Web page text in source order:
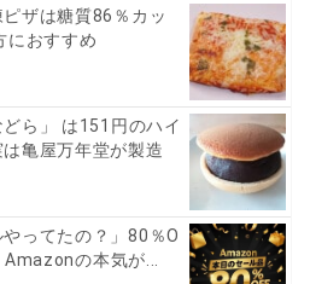
ザは糖質86％カッ
におすすめ
ら」 は151円のハイ
亀屋万年堂が製造
やってたの？」80％O
の本気が...